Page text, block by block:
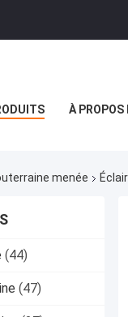
À PROPOS
menée
(44)
(47)